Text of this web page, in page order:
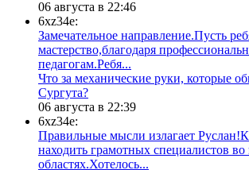
06 августа в 22:46
6xz34e:
Замечательное направление.Пусть
мастерство,благодаря
педагогам.Ребя...
​Что за механические руки, которые
Сургута?
06 августа в 22:39
6xz34e:
Правильные мысли излагает
находить грамотных специалистов во
областях.Хотелось...